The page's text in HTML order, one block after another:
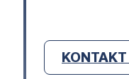
KONTAKT